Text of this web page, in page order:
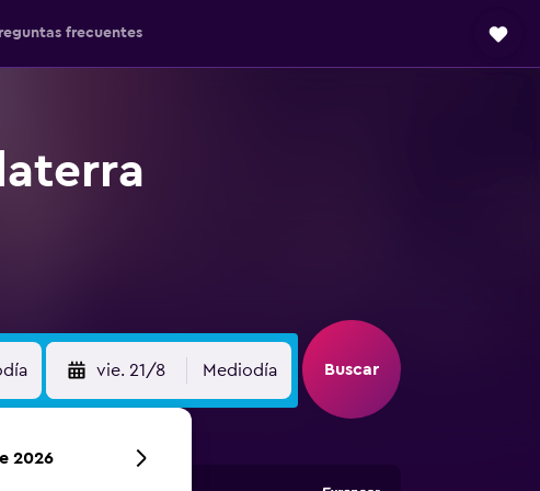
frecuentes
vie. 21/8 Mediodía Buscar
2026